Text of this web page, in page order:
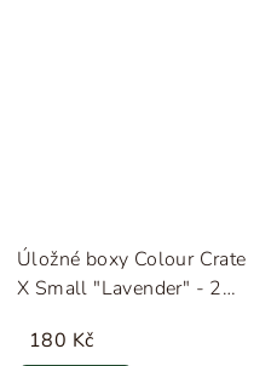
Úložné boxy Colour Crate
X Small "Lavender" - 2
180 Kč